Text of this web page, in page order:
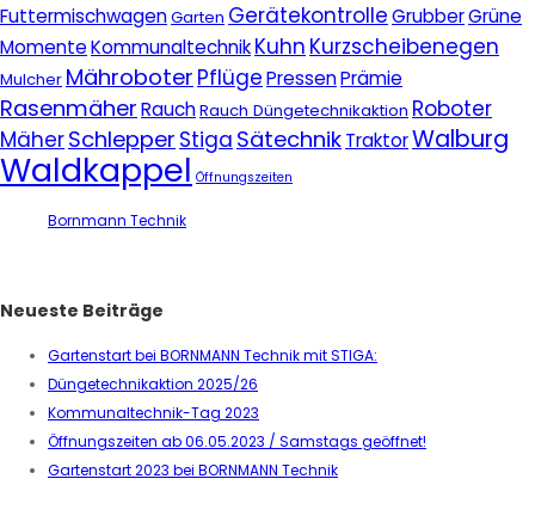
FuttermischwagenGarten GerätekontrolleGrubberGrüne
MomenteKommunaltechnikKuhn Kurzscheibenegen
Mulcher Mähroboter PflügePressenPrämie
RasenmäherRauchRauch Düngetechnikaktion Roboter
MäherSchlepper Stiga SätechnikTraktorWalburg
Waldkappel Öffnungszeiten
Bornmann Technik
Neueste Beiträge
Gartenstart bei BORNMANN Technik mit STIGA:
Düngetechnikaktion 2025/26
Kommunaltechnik-Tag 2023
Öffnungszeiten ab 06.05.2023 / Samstags geöffnet!
Gartenstart 2023 bei BORNMANN Technik